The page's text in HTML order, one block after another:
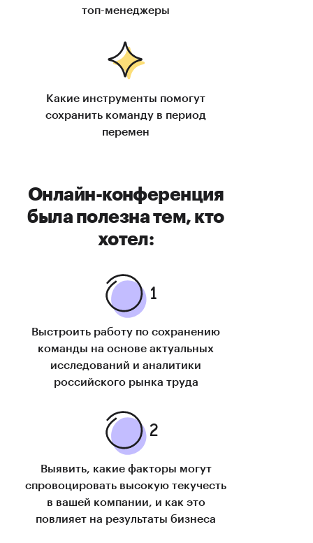
топ-менеджеры
Какие инструменты помогут
сохранить команду в период
перемен
Онлайн-конференция
была полезна тем, кто
хотел:
Выстроить работу по сохранению
команды на основе актуальных
исследований и аналитики
российского рынка труда
Выявить, какие факторы могут
спровоцировать высокую текучесть
в вашей компании, и как это
повлияет на результаты бизнеса